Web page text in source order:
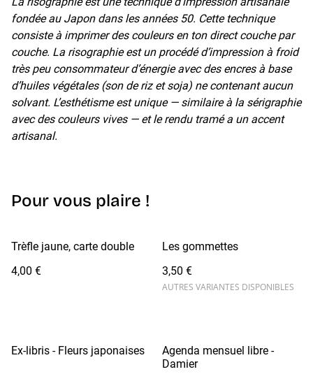
fondée au Japon dans les années 50. Cette technique
consiste à imprimer des couleurs en ton direct couche par
couche. La risographie est un procédé d’impression à froid
très peu consommateur d’énergie avec des encres à base
d’huiles végétales (son de riz et soja) ne contenant aucun
solvant. L’esthétisme est unique — similaire à la sérigraphie
avec des couleurs vives — et le rendu tramé a un accent
artisanal.
Pour vous plaire !
Trèfle jaune, carte double
4,00 €
Les gommettes
3,50 €
AUTRES VARIANTES DISPONIBLES
Ex-libris - Fleurs japonaises
Agenda mensuel libre -
Damier